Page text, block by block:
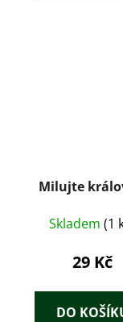
Milujte
Skladem (1
29 Kč
DO